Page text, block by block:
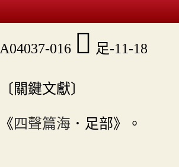
A04037-016 󵴩 足-11-18
〔關鍵文獻〕
《四聲篇海 ．足部》。